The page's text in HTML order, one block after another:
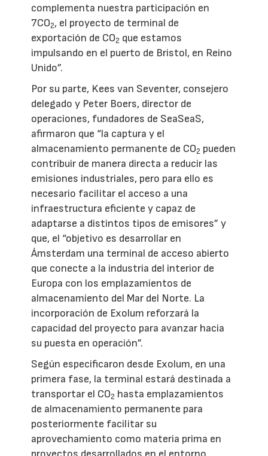
complementa nuestra participación en
7CO2, el proyecto de terminal de
exportación de CO2 que estamos
impulsando en el puerto de Bristol, en Reino
Unido”.
Por su parte, Kees van Seventer, consejero
delegado y Peter Boers, director de
operaciones, fundadores de SeaSeaS,
afirmaron que “la captura y el
almacenamiento permanente de CO2 pueden
contribuir de manera directa a reducir las
emisiones industriales, pero para ello es
necesario facilitar el acceso a una
infraestructura eficiente y capaz de
adaptarse a distintos tipos de emisores” y
que, el “objetivo es desarrollar en
Ámsterdam una terminal de acceso abierto
que conecte a la industria del interior de
Europa con los emplazamientos de
almacenamiento del Mar del Norte. La
incorporación de Exolum reforzará la
capacidad del proyecto para avanzar hacia
su puesta en operación”.
Según especificaron desde Exolum, en una
primera fase, la terminal estará destinada a
transportar el CO2 hasta emplazamientos
de almacenamiento permanente para
posteriormente facilitar su
aprovechamiento como materia prima en